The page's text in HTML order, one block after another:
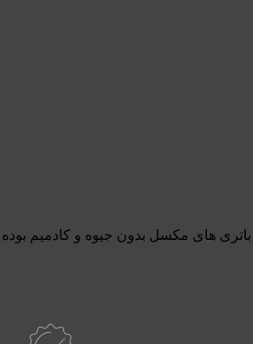
های مکسل بدون جیوه و کادمیم